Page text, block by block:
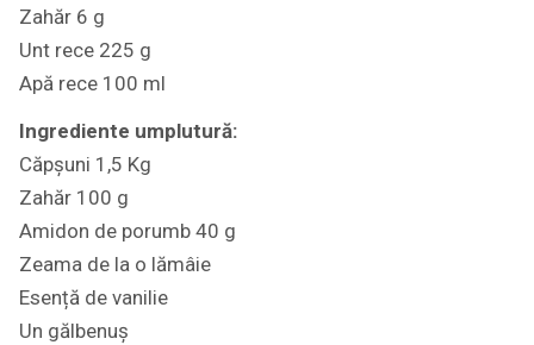
Zahăr 6 g
Unt rece 225 g
Apă rece 100 ml
Ingrediente umplutură:
Căpșuni 1,5 Kg
Zahăr 100 g
Amidon de porumb 40 g
Zeama de la o lămâie
Esență de vanilie
Un gălbenuș